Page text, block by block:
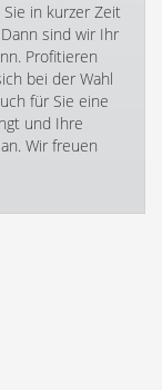
in kurzer Zeit
sind wir Ihr
Profitieren
bei der Wahl
für Sie eine
und Ihre
Wir freuen